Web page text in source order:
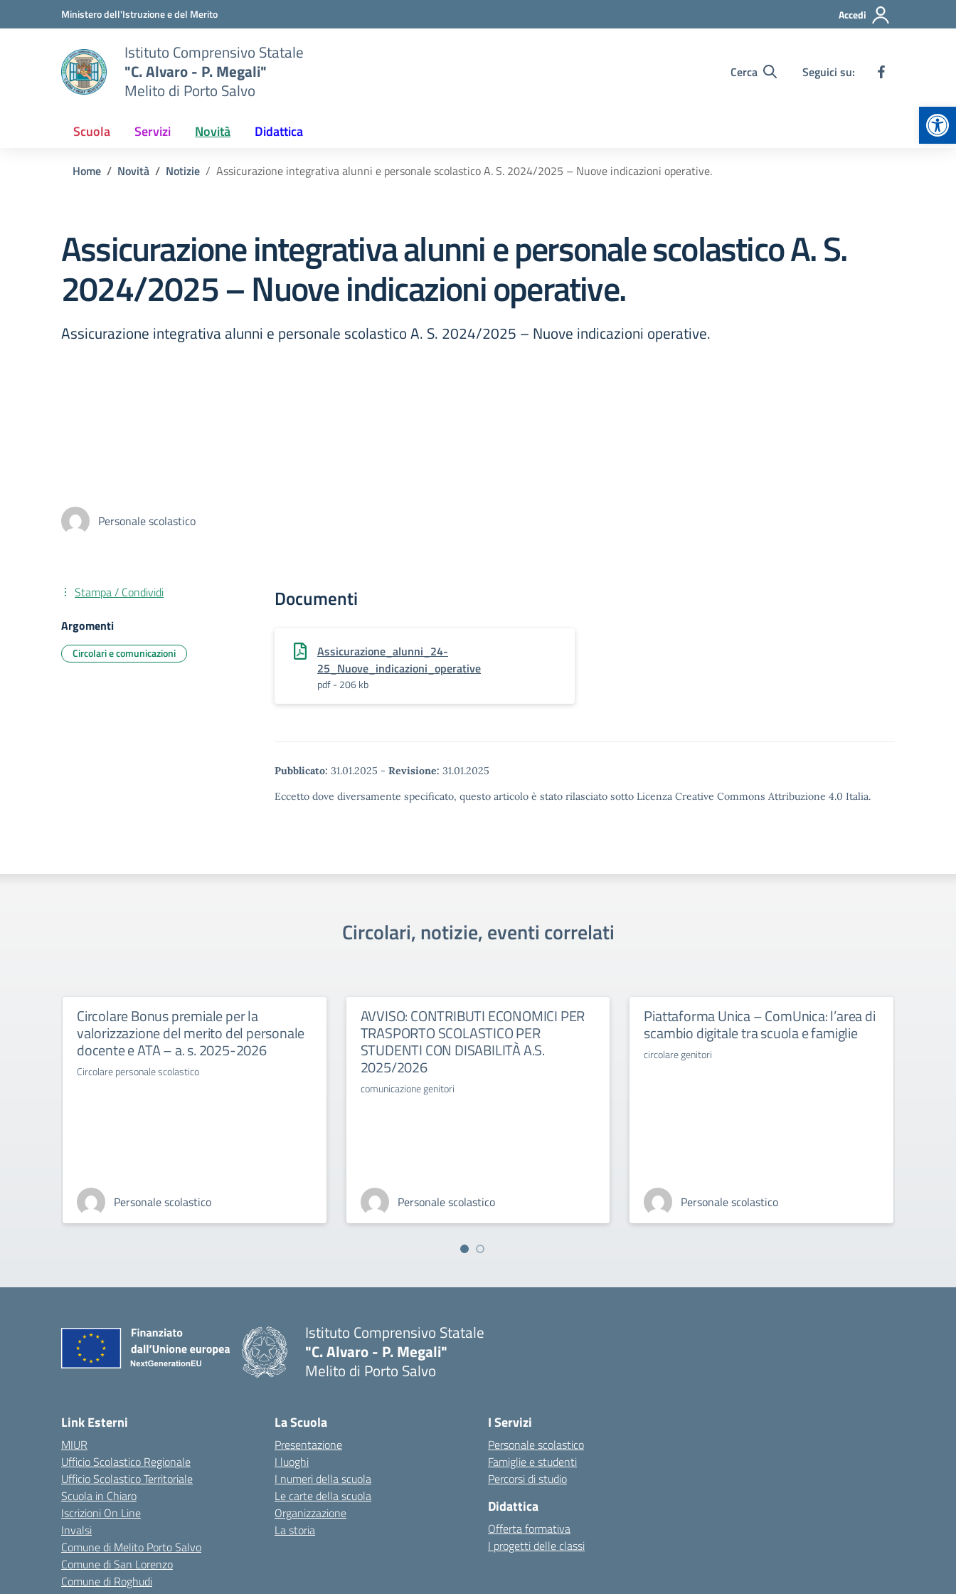
Vai ai contenuti
Vai al menu di navigazioneMinistero dell'Istruzione e del Merito Accedi
Istituto Comprensivo Statale
"C. Alvaro - P. Megali"
Melito di Porto Salvo
Cerca Seguici su:
Scuola Servizi Novità Didattica
Home Novità Notizie Assicurazione integrativa alunni e personale scolastico A. S. 2024/2025 – Nuove indicazioni operative.
Assicurazione integrativa alunni e personale scolastico A. S.
2024/2025 – Nuove indicazioni operative.
Assicurazione integrativa alunni e personale scolastico A. S. 2024/2025 – Nuove indicazioni operative.
Personale scolastico
Documenti
Assicurazione_alunni_24-
25_Nuove_indicazioni_operative
pdf - 206 kb
Pubblicato: 31.01.2025 - Revisione: 31.01.2025
Eccetto dove diversamente specificato, questo articolo è stato rilasciato sotto Licenza Creative Commons Attribuzione 4.0 Italia.
Stampa / Condividi
Argomenti
Circolari e comunicazioni
Circolari, notizie, eventi correlati
Circolare Bonus premiale per la
valorizzazione del merito del personale
docente e ATA – a. s. 2025-2026
Circolare personale scolastico
Personale scolastico
AVVISO: CONTRIBUTI ECONOMICI PER
TRASPORTO SCOLASTICO PER
STUDENTI CON DISABILITÀ A.S.
2025/2026
comunicazione genitori
Personale scolastico
Piattaforma Unica – ComUnica: l’area di
scambio digitale tra scuola e famiglie
circolare genitori
Personale scolastico
Istituto Comprensivo Statale
"C. Alvaro - P. Megali"
Melito di Porto Salvo
Link Esterni
MIUR
Ufficio Scolastico Regionale
Ufficio Scolastico Territoriale
Scuola in Chiaro
Iscrizioni On Line
Invalsi
Comune di Melito Porto Salvo
Comune di San Lorenzo
Comune di Roghudi
La Scuola
Presentazione
I luoghi
I numeri della scuola
Le carte della scuola
Organizzazione
La storia
I Servizi
Personale scolastico
Famiglie e studenti
Percorsi di studio
Didattica
Offerta formativa
I progetti delle classi